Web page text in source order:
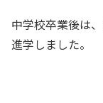
中学校卒業後は、
進学しました。